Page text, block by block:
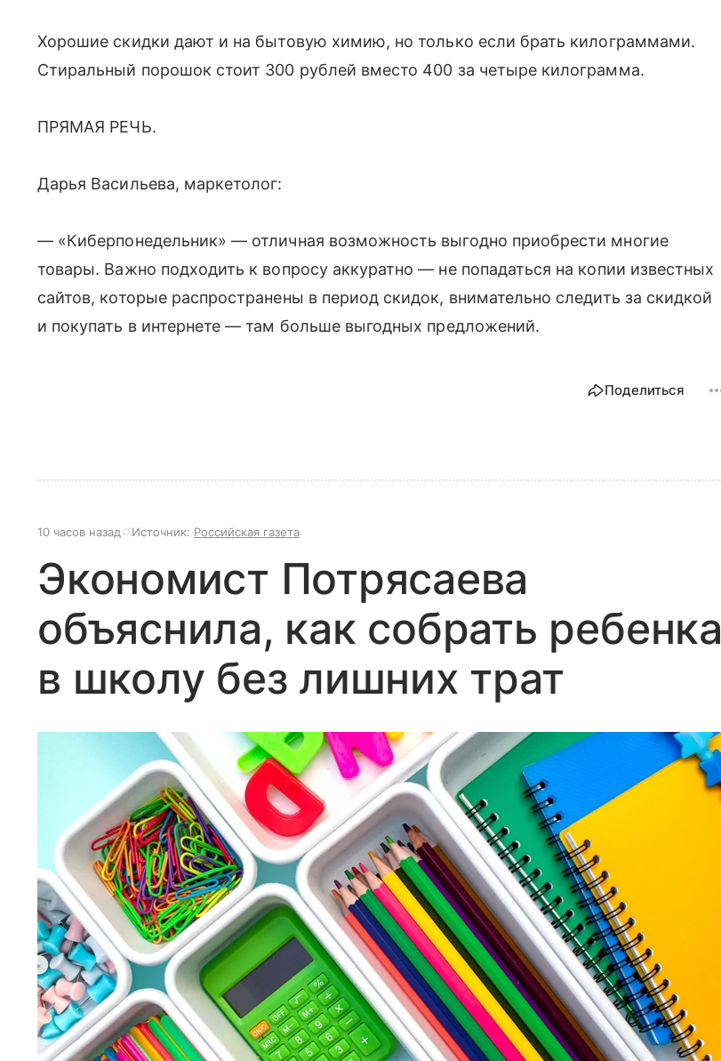
Хорошие скидки дают и на бытовую химию, но только если брать килограммами.
Стиральный порошок стоит 300 рублей вместо 400 за четыре килограмма.
ПРЯМАЯ РЕЧЬ.
Дарья Васильева, маркетолог:
— «Киберпонедельник» — отличная возможность выгодно приобрести многие
товары. Важно подходить к вопросу аккуратно — не попадаться на копии известных
сайтов, которые распространены в период скидок, внимательно следить за скидкой
и покупать в интернете — там больше выгодных предложений.
Поделиться
10 часов назад Источник: Российская газета
Экономист Потрясаева
объяснила, как собрать ребенка
в школу без лишних трат